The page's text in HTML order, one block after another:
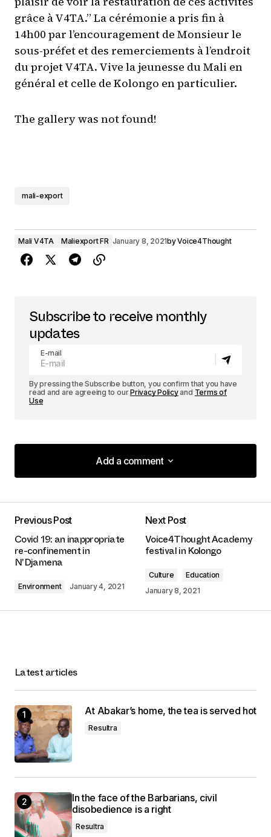
grâce à V4TA.” La cérémonie a pris fin à
14h00 par l’encouragement de Monsieur le
sous-préfet et des remerciements à l’endroit
du projet V4TA. Vive la jeunesse du Mali en
général et celle de Kolongo en particulier.
The gallery was not found!
mali-export
Mali V4TA Maliexport FR January 8, 2021byVoice4Thought
Subscribe to receive monthly
updates
E-mail
By pressing the Subscribe button, you confirm that you have
read and are agreeing to ourPrivacy Policyand Terms of
Use
Add a comment
Add a comment
logged in
Previous Post
Covid 19: an inappropriate
re-confinement in
N'Djamena
Environment January 4, 2021
Next Post
Voice4Thought Academy
festival in Kolongo
Culture
Education
January 8, 2021
Latest articles
At Abakar’s home, the tea is served hot
Resultra
In the face of the Barbarians, civil
disobedience is a right
Resultra